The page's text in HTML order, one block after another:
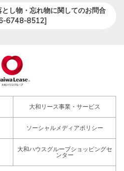
し物・忘れ物に関してのお問合
6748-8512]
大和リース事業・サービス
ソーシャルメディアポリシー
大和ハウスグループショッピングセ
ンター